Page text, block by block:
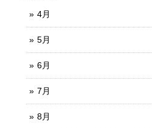
4月
5月
6月
7月
8月